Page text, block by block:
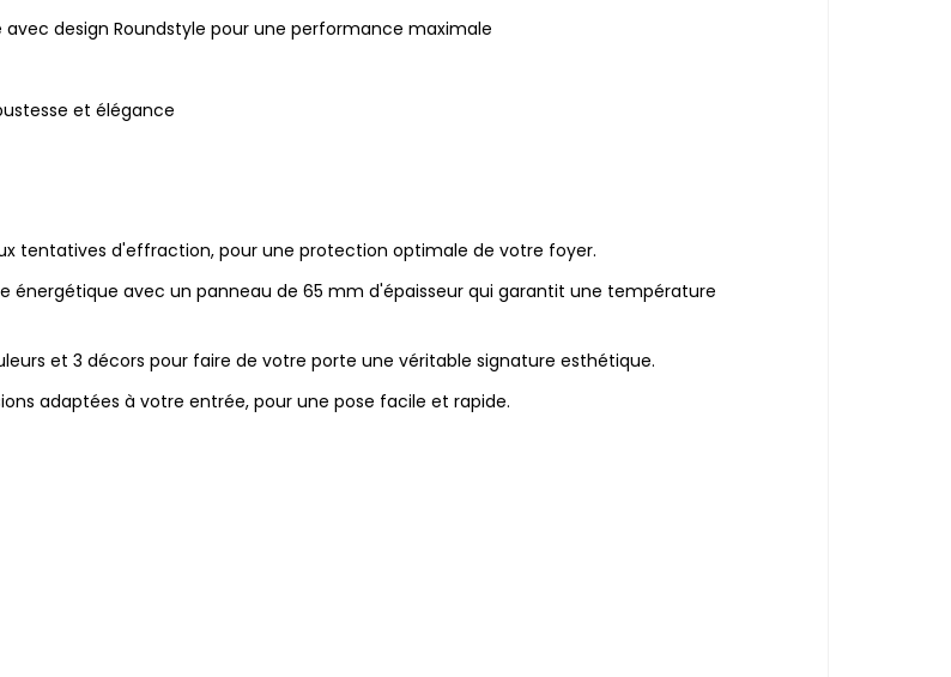
design Roundstyle pour une performance maximale
et élégance
tentatives d'effraction, pour une protection optimale de votre foyer.
énergétique avec un panneau de 65 mm d'épaisseur qui garantit une température
et 3 décors pour faire de votre porte une véritable signature esthétique.
adaptées à votre entrée, pour une pose facile et rapide.